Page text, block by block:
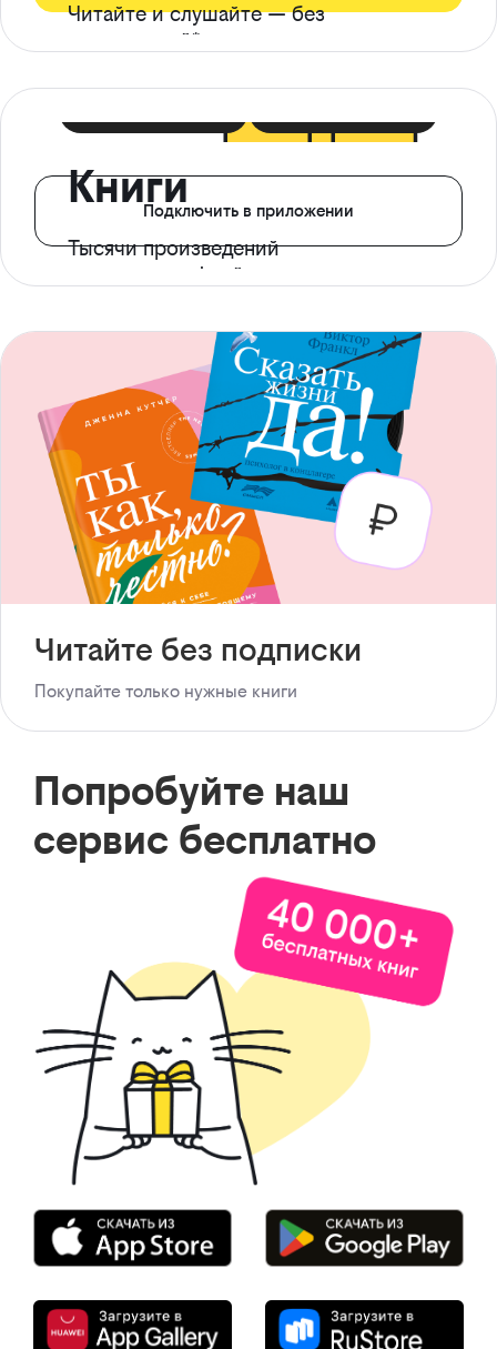
Читайте и слушайте — без
ограничений*
Книги
Тысячи произведений
с доступом офлайн
Подключить в приложении
Читайте без подписки
Покупайте только нужные книги
Попробуйте наш
сервис бесплатно